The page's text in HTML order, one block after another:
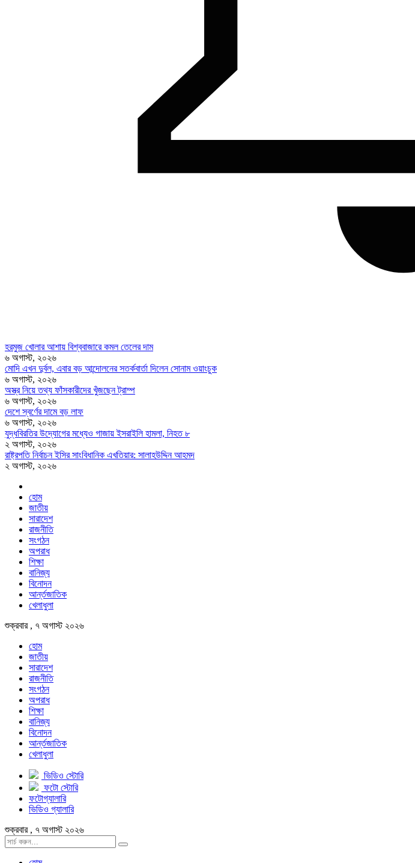
হরমুজ খোলার আশায় বিশ্ববাজারে কমল তেলের দাম
৬ অগাস্ট, ২০২৬
মোদি এখন দুর্বল, এবার বড় আন্দোলনের সতর্কবার্তা দিলেন সোনাম ওয়াংচুক
৬ অগাস্ট, ২০২৬
অস্ত্র নিয়ে তথ্য ফাঁসকারীদের খুঁজছেন ট্রাম্প
৬ অগাস্ট, ২০২৬
দেশে স্বর্ণের দামে বড় লাফ
৬ অগাস্ট, ২০২৬
যুদ্ধবিরতির উদ্যোগের মধ্যেও গাজায় ইসরাইলি হামলা, নিহত ৮
২ অগাস্ট, ২০২৬
রাষ্ট্রপতি নির্বাচন ইসির সাংবিধানিক এখতিয়ার: সালাহউদ্দিন আহমদ
২ অগাস্ট, ২০২৬
হোম
জাতীয়
সারাদেশ
রাজনীতি
সংগঠন
অপরাধ
শিক্ষা
বানিজ্য
বিনোদন
আর্ন্তজাতিক
খেলাধুলা
শুক্রবার , ৭ অগাস্ট ২০২৬
হোম
জাতীয়
সারাদেশ
রাজনীতি
সংগঠন
অপরাধ
শিক্ষা
বানিজ্য
বিনোদন
আর্ন্তজাতিক
খেলাধুলা
ভিডিও স্টোরি
ফটো স্টোরি
ফটোগ্যালারি
ভিডিও গ্যালারি
শুক্রবার , ৭ অগাস্ট ২০২৬